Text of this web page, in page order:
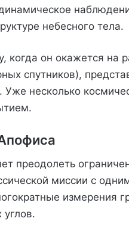
небесного тела.
он окажется на
спутников),
несколько
преодолеть
миссии с
измерения
углов.